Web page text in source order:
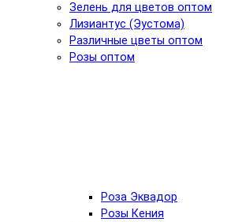
Зелень для цветов оптом
Лизиантус (Эустома)
Различные цветы оптом
Розы оптом
Роза Эквадор
Розы Кения